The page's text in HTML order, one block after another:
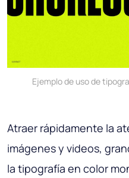
Ejemplo de uso de
Atraer rápidamente la
imágenes y videos,
la tipografía en color